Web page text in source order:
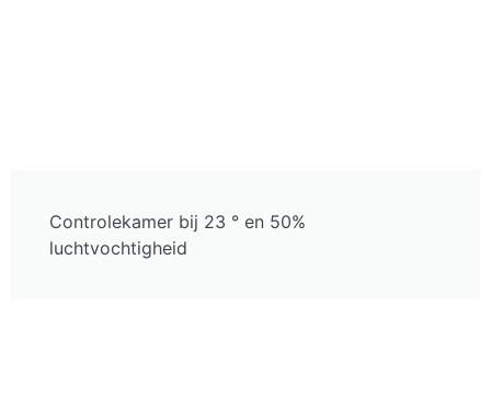
Controlekamer bij 23 ° en 50%
luchtvochtigheid